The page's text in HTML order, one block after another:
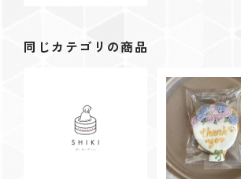
同じカテゴリの商品